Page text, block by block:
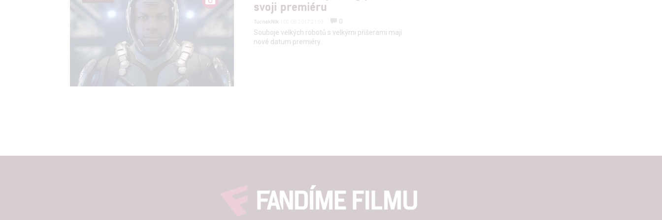
svoji premiéru
TucnakNik
0
Souboje velkých robotů s velkými příšerami mají
nové datum premiéry.